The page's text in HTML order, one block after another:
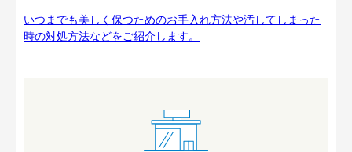
いつまでも美しく保つためのお手入れ方法や汚してしまった
時の対処方法などをご紹介します。